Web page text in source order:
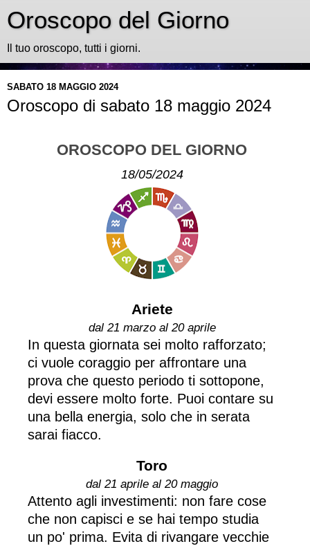
Oroscopo del Giorno
Il tuo oroscopo, tutti i giorni.
SABATO 18 MAGGIO 2024
Oroscopo di sabato 18 maggio 2024
OROSCOPO DEL GIORNO
18/05/2024
Ariete
dal 21 marzo al 20 aprile
In questa giornata sei molto rafforzato;
ci vuole coraggio per affrontare una
prova che questo periodo ti sottopone,
devi essere molto forte. Puoi contare su
una bella energia, solo che in serata
sarai fiacco.
Toro
dal 21 aprile al 20 maggio
Attento agli investimenti: non fare cose
che non capisci e se hai tempo studia
un po' prima. Evita di rivangare vecchie